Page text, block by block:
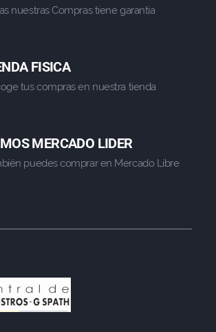
nuestras Compras tiene garantia
FISICA
tus compras en nuestra tienda
MERCADO LIDER
puedes comprar en Mercado Libre